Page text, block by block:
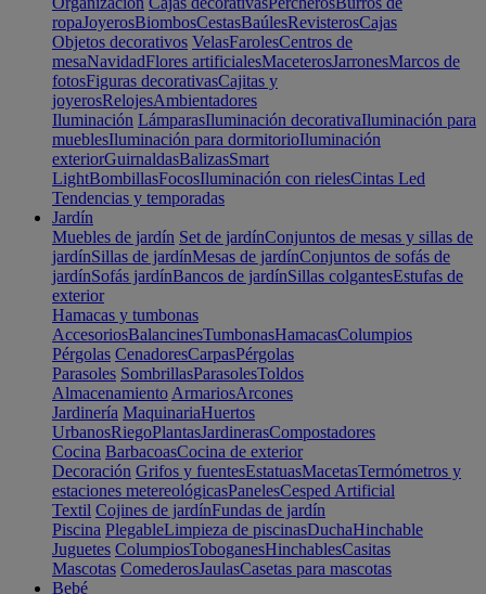
ropaJoyerosBiombosCestasBaúlesRevisterosCajas
Objetos decorativos VelasFarolesCentros de
mesaNavidadFlores artificialesMaceterosJarronesMarcos de
fotosFiguras decorativasCajitas y
joyerosRelojesAmbientadores
Iluminación LámparasIluminación decorativaIluminación para
mueblesIluminación para dormitorioIluminación
exteriorGuirnaldasBalizasSmart
LightBombillasFocosIluminación con rielesCintas Led
Tendencias y temporadas
Jardín
Muebles de jardín Set de jardínConjuntos de mesas y sillas de
jardínSillas de jardínMesas de jardínConjuntos de sofás de
jardínSofás jardínBancos de jardínSillas colgantesEstufas de
exterior
Hamacas y tumbonas
AccesoriosBalancinesTumbonasHamacasColumpios
Pérgolas CenadoresCarpasPérgolas
Parasoles SombrillasParasolesToldos
Almacenamiento ArmariosArcones
Jardinería MaquinariaHuertos
UrbanosRiegoPlantasJardinerasCompostadores
Cocina BarbacoasCocina de exterior
Decoración Grifos y fuentesEstatuasMacetasTermómetros y
estaciones metereológicasPanelesCesped Artificial
Textil Cojines de jardínFundas de jardín
Piscina PlegableLimpieza de piscinasDuchaHinchable
Juguetes ColumpiosToboganesHinchablesCasitas
Mascotas ComederosJaulasCasetas para mascotas
Bebé